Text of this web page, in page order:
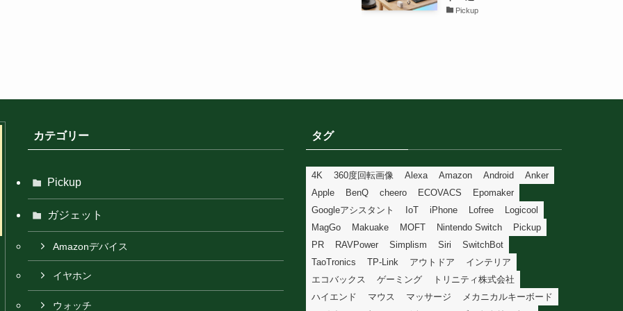
Pickup
カテゴリー
Pickup
ガジェット
Amazonデバイス
イヤホン
ウォッチ
タグ
4K 360度回転画像 Alexa Amazon Android
Anker
Apple
BenQ cheero ECOVACS
Epomaker
Googleアシスタント
IoT iPhone Lofree
Logicool
MagGo
Makuake MOFT Nintendo Switch
Pickup
PR
RAVPower Simplism Siri
SwitchBot
TaoTronics
TP-Link アウトドア
インテリア
エコバックス
ゲーミング
トリニティ株式会社
ハイエンド
マウス マッサージ
メカニカルキーボード